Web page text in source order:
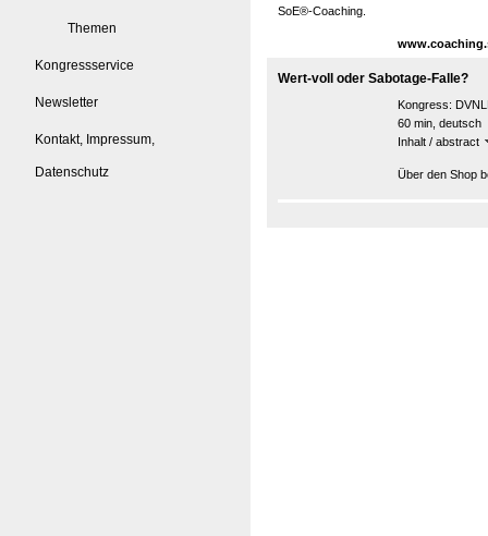
Themen
Kongressservice
Newsletter
Kontakt, Impressum,
Datenschutz
SoE®-Coaching.
Wert-voll oder Sabotage-Falle?
Kongress:
60 min, deutsch
Inhalt / abstract
Über den Shop